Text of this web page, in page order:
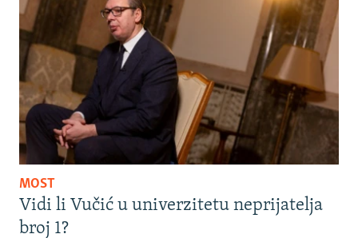
MOST
Vidi li Vučić u univerzitetu neprijatelja
broj 1?